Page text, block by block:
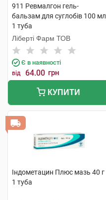
911 Ревмалгон гель-
бальзам для суглобів 100 мл
1 туба
Ліберті Фарм ТОВ
Є в наявності
від 64.00 грн
КУПИТИ
Індометацин Плюс мазь 40 г
1 туба